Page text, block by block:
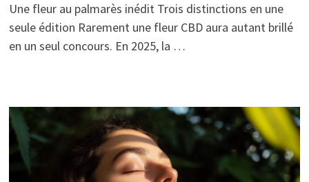
Une fleur au palmarès inédit Trois distinctions en une
seule édition Rarement une fleur CBD aura autant brillé
en un seul concours. En 2025, la …